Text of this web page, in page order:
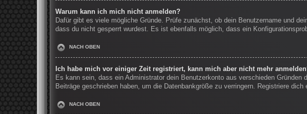
Warum kann ich mich nicht anmelden?
Dafür gibt es viele mögliche Gründe. Prüfe zunächst, ob dein Benutzername und
dass du nicht gesperrt wurdest. Es ist ebenfalls möglich, dass ein
NACH OBEN
Ich habe mich vor einiger Zeit registriert, kann mich aber nicht mehr
Es kann sein, dass ein Administrator dein Benutzerkonto aus verschieden
Beiträge geschrieben haben, um die Datenbankgröße zu verringern. Registriere
NACH OBEN